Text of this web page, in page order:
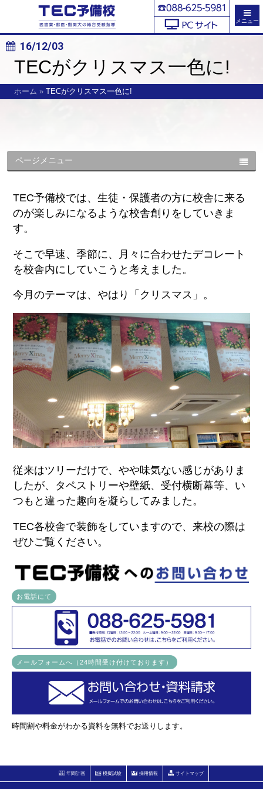
メニュー
16/12/03
TECがクリスマス一色に!
ホーム » TECがクリスマス一色に!
ページメニュー
TEC予備校では、生徒・保護者の方に校舎に来る
のが楽しみになるような校舎創りをしていきま
す。
そこで早速、季節に、月々に合わせたデコレート
を校舎内にしていこうと考えました。
今月のテーマは、やはり「クリスマス」。
従来はツリーだけで、やや味気ない感じがありま
したが、タペストリーや壁紙、受付横断幕等、い
つもと違った趣向を凝らしてみました。
TEC各校舎で装飾をしていますので、来校の際は
ぜひご覧ください。
お電話にて
メールフォームへ（24時間受け付けております）
時間割や料金がわかる資料を無料でお送りします。
年間計画 模擬試験 採用情報 サイトマップ